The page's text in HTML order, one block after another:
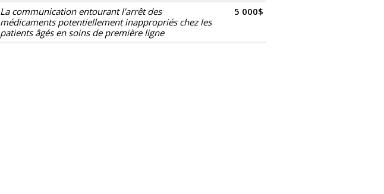
La communication entourant l’arrêt des
médicaments potentiellement inappropriés chez les
patients âgés en soins de première ligne
5 000$